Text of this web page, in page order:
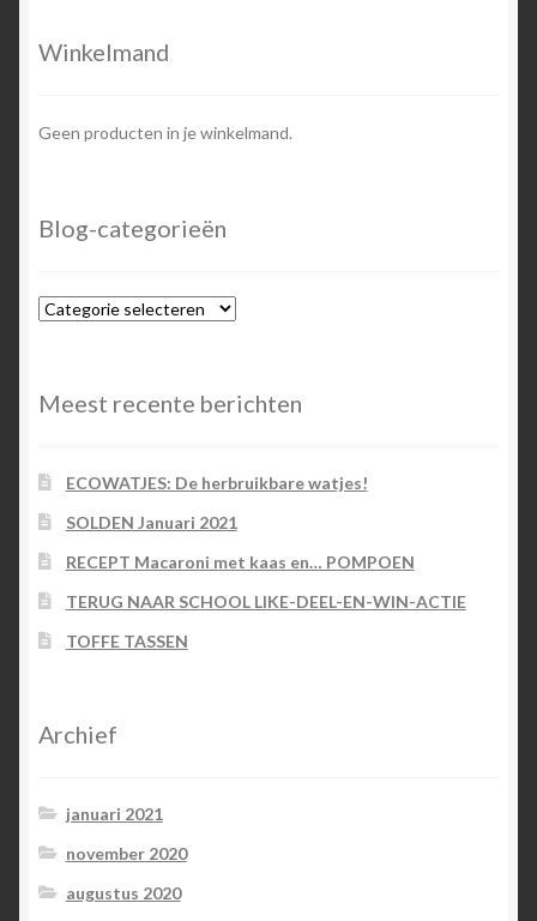
Winkelmand
Geen producten in je winkelmand.
Blog-categorieën
Blog-
Meest recente berichten
ECOWATJES: De herbruikbare watjes!
SOLDEN Januari 2021
RECEPT Macaroni met kaas en… POMPOEN
TERUG NAAR SCHOOL LIKE-DEEL-EN-WIN-ACTIE
TOFFE TASSEN
Archief
januari 2021
november 2020
augustus 2020